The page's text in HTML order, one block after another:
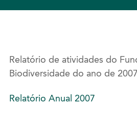
Relatório de atividades do
Biodiversidade do ano de
Relatório Anual 2007